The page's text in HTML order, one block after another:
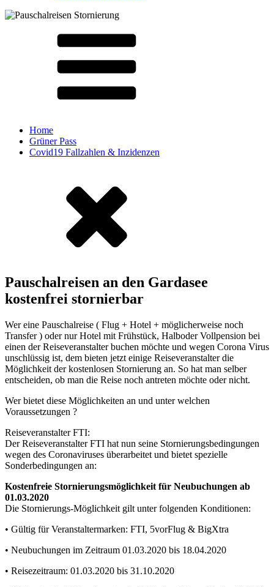
Home
Grüner Pass
Covid19 Fallzahlen & Inzidenzen
Pauschalreisen an den Gardasee
kostenfrei stornierbar
Wer eine Pauschalreise ( Flug + Hotel + möglicherweise noch
Transfer ) oder nur Hotel mit Frühstück, Halboder Vollpension bei
einen der Reiseveranstalter buchen möchte und wegen Corona Virus
unschlüssig ist, dem bieten jetzt einige Reiseveranstalter die
Möglichkeit der kostenlosen Stornierung an. So hat man selber
entscheiden, ob man die Reise noch antreten möchte oder nicht.
Wer bietet diese Möglichkeiten an und unter welchen
Voraussetzungen ?
Reiseveranstalter FTI:
Der Reiseveranstalter FTI hat nun seine Stornierungsbedingungen
wegen des Coronaviruses überarbeitet und bietet spezielle
Sonderbedingungen an:
Kostenfreie Stornierungsmöglichkeit für Neubuchungen ab
01.03.2020
Die Stornierungs-Möglichkeit gilt unter folgenden Konditionen:
• Gültig für Veranstaltermarken: FTI, 5vorFlug & BigXtra
• Neubuchungen im Zeitraum 01.03.2020 bis 18.04.2020
• Reisezeitraum: 01.03.2020 bis 31.10.2020